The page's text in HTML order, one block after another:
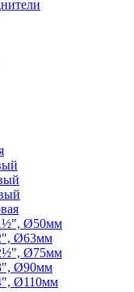
Ø50мм
Ø63мм
Ø75мм
Ø90мм
Ø110мм